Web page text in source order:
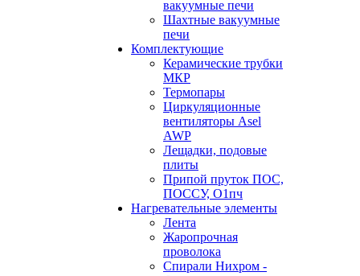
вакуумные печи
Шахтные вакуумные
печи
Комплектующие
Керамические трубки
МКР
Термопары
Циркуляционные
вентиляторы Asel
AWP
Лещадки, подовые
плиты
Припой пруток ПОС,
ПОССУ, О1пч
Нагревательные элементы
Лента
Жаропрочная
проволока
Спирали Нихром -